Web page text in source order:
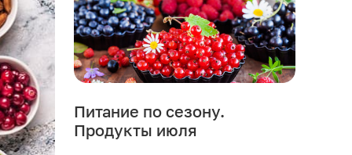
Питание по сезону.
Продукты июля